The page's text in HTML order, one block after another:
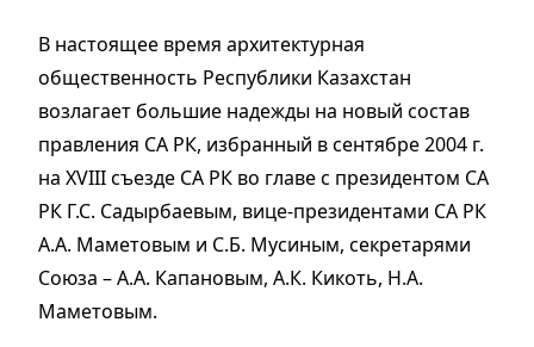
В настоящее время архитектурная
общественность Республики Казахстан
возлагает большие надежды на новый состав
правления СА РК, избранный в сентябре 2004 г.
на XVIII съезде СА РК во главе с президентом СА
РК Г.С. Садырбаевым, вице-президентами СА РК
А.А. Маметовым и С.Б. Мусиным, секретарями
Союза – А.А. Капановым, А.К. Кикоть, Н.А.
Маметовым.